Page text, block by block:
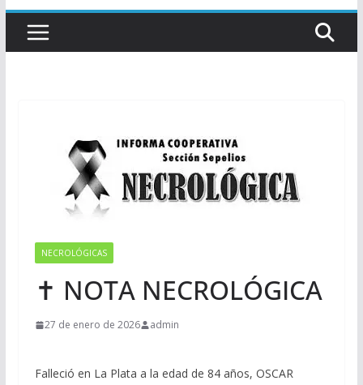
NECROLÓGICAS
✝ NOTA NECROLÓGICA
27 de enero de 2026 admin
Falleció en La Plata a la edad de 84 años, OSCAR